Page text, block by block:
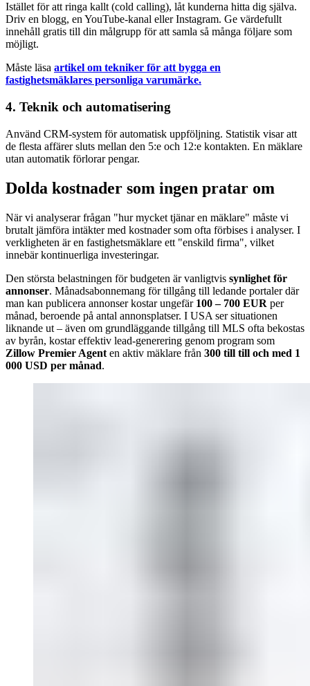
Istället för att ringa kallt (cold calling), låt kunderna hitta dig själva.
Driv en blogg, en YouTube-kanal eller Instagram. Ge värdefullt
innehåll gratis till din målgrupp för att samla så många följare som
möjligt.
Måste läsa artikel om tekniker för att bygga en
fastighetsmäklares personliga varumärke.
4. Teknik och automatisering
Använd CRM-system för automatisk uppföljning. Statistik visar att
de flesta affärer sluts mellan den 5:e och 12:e kontakten. En mäklare
utan automatik förlorar pengar.
Dolda kostnader som ingen pratar om
När vi analyserar frågan "hur mycket tjänar en mäklare" måste vi
brutalt jämföra intäkter med kostnader som ofta förbises i analyser. I
verkligheten är en fastighetsmäklare ett "enskild firma", vilket
innebär kontinuerliga investeringar.
Den största belastningen för budgeten är vanligtvis synlighet för
annonser. Månadsabonnemang för tillgång till ledande portaler där
man kan publicera annonser kostar ungefär 100 – 700 EUR per
månad, beroende på antal annonsplatser. I USA ser situationen
liknande ut – även om grundläggande tillgång till MLS ofta bekostas
av byrån, kostar effektiv lead-generering genom program som
Zillow Premier Agent en aktiv mäklare från 300 till till och med 1
000 USD per månad.